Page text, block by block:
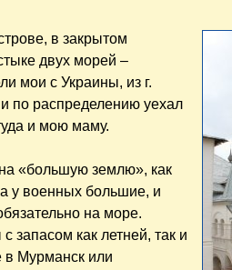
в закрытом
двух морей –
мои с Украины, из г.
по распределению уехал
и мою маму.
«большую землю», как
у военных большие, и
на море.
запасом как летней, так и
в Мурманск или